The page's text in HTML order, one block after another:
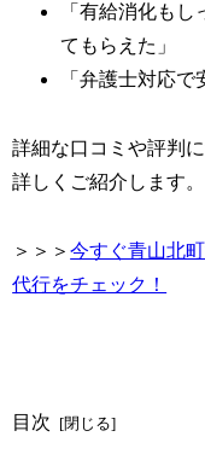
「有給消化も
てもらえた」
「弁護士対応で
詳細な口コミや評判
詳しくご紹介します。
＞＞＞今すぐ青山北
代行をチェック！
目次